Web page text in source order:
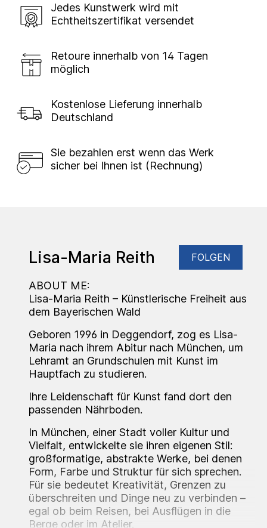
Jedes Kunstwerk wird mit
Echtheitszertifikat versendet
Retoure innerhalb von 14 Tagen
möglich
Kostenlose Lieferung innerhalb
Deutschland
Sie bezahlen erst wenn das Werk
sicher bei Ihnen ist (Rechnung)
Lisa-Maria Reith FOLGEN
ABOUT ME:
Lisa-Maria Reith – Künstlerische Freiheit aus
dem Bayerischen Wald
Geboren 1996 in Deggendorf, zog es Lisa-
Maria nach ihrem Abitur nach München, um
Lehramt an Grundschulen mit Kunst im
Hauptfach zu studieren.
Ihre Leidenschaft für Kunst fand dort den
passenden Nährboden.
In München, einer Stadt voller Kultur und
Vielfalt, entwickelte sie ihren eigenen Stil:
großformatige, abstrakte Werke, bei denen
Form, Farbe und Struktur für sich sprechen.
Für sie bedeutet Kreativität, Grenzen zu
überschreiten und Dinge neu zu verbinden –
egal ob beim Reisen, bei Ausflügen in die
Berge oder im Atelier.